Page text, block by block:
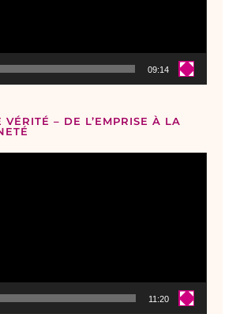
09:14
VÉRITÉ – DE L’EMPRISE À LA
11:20